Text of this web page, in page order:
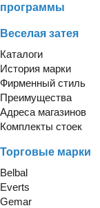
программы
Веселая затея
Каталоги
История марки
Фирменный стиль
Преимущества
Адреса магазинов
Комплекты стоек
Торговые марки
Belbal
Everts
Gemar